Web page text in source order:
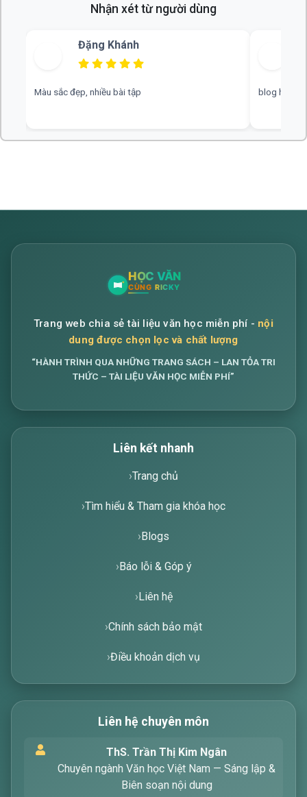
Nhận xét từ người dùng
Đặng Khánh
đẹp, nhiều bài tập blog hay, chuyên
tìm kiếm các bài viết về văn học. Hãy nhập từ
khóa mà bạn quan tâm, tôi sẽ giúp bạn ngay
Trang web chia sẻ tài liệu văn học miễn phí - nội
dung được chọn lọc và chất lượng
“HÀNH TRÌNH QUA NHỮNG TRANG SÁCH – LAN TỎA TRI
THỨC – TÀI LIỆU VĂN HỌC MIỄN PHÍ”
Liên kết nhanh
Trang chủ
Tìm hiểu & Tham gia khóa học
Blogs
Báo lỗi & Góp ý
Liên hệ
Chính sách bảo mật
Điều khoản dịch vụ
Liên hệ chuyên môn
ThS. Trần Thị Kim Ngân
Chuyên ngành Văn học Việt Nam — Sáng lập &
Biên soạn nội dung